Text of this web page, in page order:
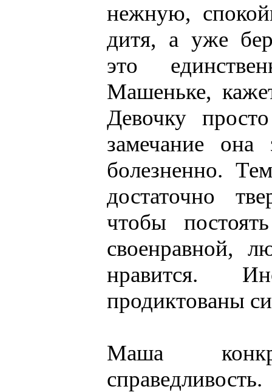
нежную,
дитя, а уже
это
Машеньке,
Девочку
замечание она
болезненно.
достаточно
чтобы
своенравной,
нравится.
продиктованы
Маша